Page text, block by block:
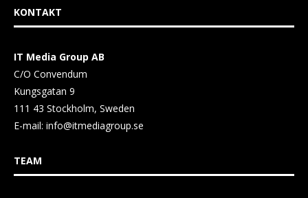
KONTAKT
IT Media Group AB
C/O Convendum
Kungsgatan 9
111 43 Stockholm, Sweden
E-mail: info@itmediagroup.se
TEAM